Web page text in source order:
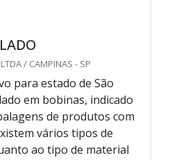
/ CAMPINAS - SP
para estado de São
em bobinas, indicado
de produtos com
vários tipos de
ao tipo de material